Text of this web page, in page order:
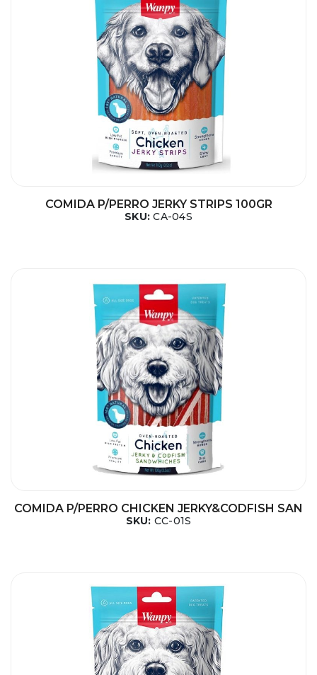
COMIDA P/PERRO JERKY STRIPS 100GR
SKU:CA-04S
COMIDA P/PERRO CHICKEN JERKY&CODFISH SAN
SKU: CC-01S